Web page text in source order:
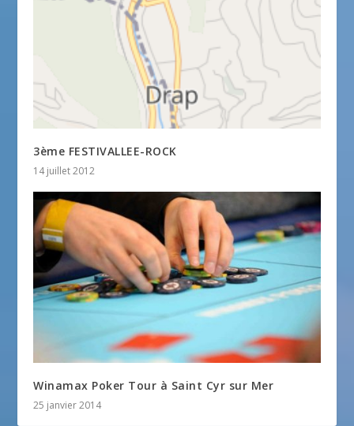
3ème FESTIVALLEE-ROCK
14 juillet 2012
Winamax Poker Tour à Saint Cyr sur Mer
25 janvier 2014